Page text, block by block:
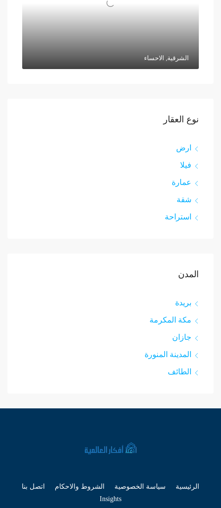
الشرقية, الاحساء
نوع العقار
ارض
فيلا
عمارة
شقة
استراحة
المدن
بريدة
مكة المكرمة
جازان
المدينة المنورة
الطائف
الرئيسية سياسة الخصوصية الشروط والاحكام
اتصل بنا
Insights